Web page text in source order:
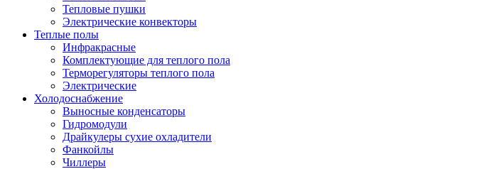
Тепловые пушки
Электрические конвекторы
Теплые полы
Инфракрасные
Комплектующие для теплого пола
Терморегуляторы теплого пола
Электрические
Холодоснабжение
Выносные конденсаторы
Гидромодули
Драйкулеры сухие охладители
Фанкойлы
Чиллеры